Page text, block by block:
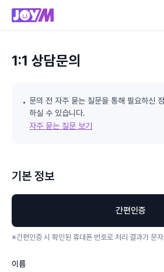
1:1 상담문의
문의 전 자주 묻는 질문을 통해 필요하신
하실 수 있습니다.
자주 묻는 질문 보기
기본 정보
간편인증
※간편인증 시 확인된 휴대폰 번호로 처리 결과가 문
이름